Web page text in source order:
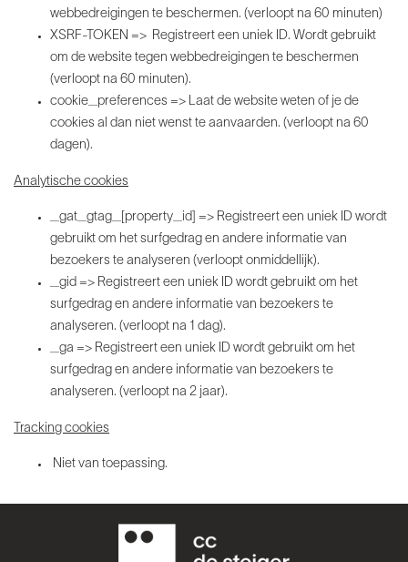
webbedreigingen te beschermen. (verloopt na 60 minuten)
XSRF-TOKEN => Registreert een uniek ID. Wordt gebruikt
om de website tegen webbedreigingen te beschermen
(verloopt na 60 minuten).
cookie_preferences => Laat de website weten of je de
cookies al dan niet wenst te aanvaarden. (verloopt na 60
dagen).
Analytische cookies
_gat_gtag_[property_id] => Registreert een uniek ID wordt
gebruikt om het surfgedrag en andere informatie van
bezoekers te analyseren (verloopt onmiddellijk).
_gid => Registreert een uniek ID wordt gebruikt om het
surfgedrag en andere informatie van bezoekers te
analyseren. (verloopt na 1 dag).
_ga => Registreert een uniek ID wordt gebruikt om het
surfgedrag en andere informatie van bezoekers te
analyseren. (verloopt na 2 jaar).
Tracking cookies
Niet van toepassing.